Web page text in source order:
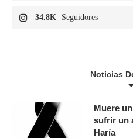
34.8K Seguidores
Noticias
Muere
sufrir un
Haría